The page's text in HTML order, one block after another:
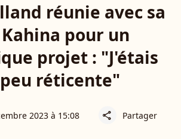
réunie avec sa
pour un
projet : "J'étais
réticente"
2023 à 15:08 share Partager